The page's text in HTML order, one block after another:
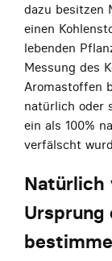
dazu besitzen
einen
lebenden
Messung des
Aromastoffen
natürlich oder
ein als 100%
verfälscht
Natürlich
Ursprung